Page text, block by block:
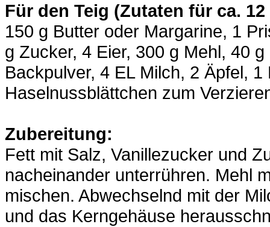
Für den Teig (Zutaten für ca.
150 g Butter oder Margarine, 1
g Zucker, 4 Eier, 300 g Mehl, 40
Backpulver, 4 EL Milch, 2 Äpfel,
Haselnussblättchen zum
Zubereitung:
Fett mit Salz, Vanillezucker und
nacheinander unterrühren. Mehl
mischen. Abwechselnd mit der
und das Kerngehäuse